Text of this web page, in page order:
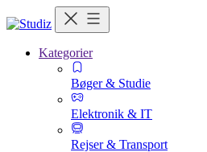
Kategorier
Bøger & Studie
Elektronik & IT
Rejser & Transport